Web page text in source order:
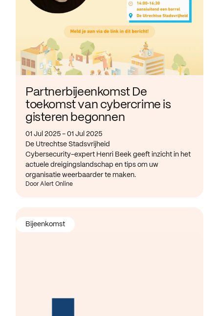
Partnerbijeenkomst De
toekomst van cybercrime is
gisteren begonnen
01 Jul 2025 - 01 Jul 2025
De Utrechtse Stadsvrijheid
Cybersecurity-expert Henri Beek geeft inzicht in het
actuele dreigingslandschap en tips om uw
organisatie weerbaarder te maken.
Door Alert Online
Bijeenkomst